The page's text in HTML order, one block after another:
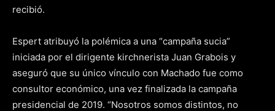
recibió.
Espert atribuyó la polémica a una “campaña sucia”
iniciada por el dirigente kirchnerista Juan Grabois y
aseguró que su único vínculo con Machado fue como
consultor económico, una vez finalizada la campaña
presidencial de 2019. “Nosotros somos distintos, no